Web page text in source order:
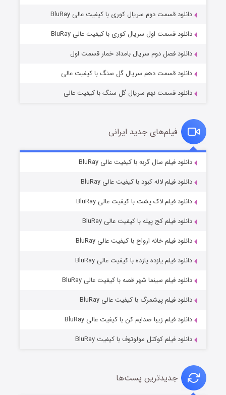
وستی ها
قسمت1 (زیرنویس) منتشر شد
قسمت6 (زیرنویس) منتشر شد
دانلود قسمت دوم سریال کوری با کیفیت عالی BluRay
دانلود قسمت اول سریال کوری با کیفیت عالی BluRay
دانلود فصل دوم سریال بامداد خمار قسمت اول
دانلود قسمت دهم سریال گل سنگ با کیفیت عالی
دانلود قسمت نهم سریال گل سنگ با کیفیت عالی
فیلم‌های جدید ایرانی
دانلود فیلم سال گربه با کیفیت عالی BluRay
دانلود فیلم لاله کبود با کیفیت عالی BluRay
دانلود فیلم لاک پشت با کیفیت عالی BluRay
دانلود فیلم کج‌ پیله با کیفیت عالی BluRay
دانلود فیلم خانه ارواح با کیفیت عالی BluRay
دانلود فیلم یازده یازده با کیفیت عالی BluRay
دانلود فیلم سینما شهر قصه با کیفیت عالی BluRay
دانلود فیلم پیشمرگ با کیفیت عالی BluRay
دانلود فیلم زیبا صدایم کن با کیفیت عالی BluRay
دانلود فیلم کوکتل مولوتوف با کیفیت BluRay
جدیدترین پست‌ها